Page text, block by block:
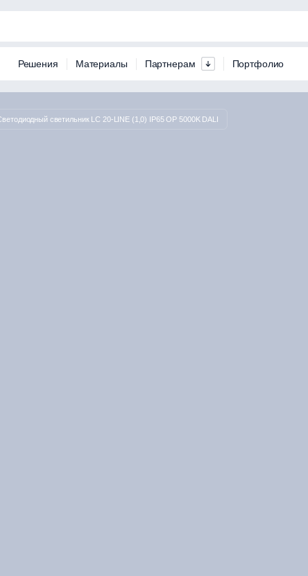
Решения Материалы Партнерам Портфолио
светильник LC 20-LINE (1,0) IP65 OP 5000K DALI